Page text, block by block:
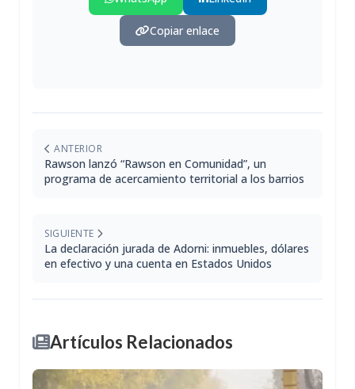
Copiar enlace
ANTERIOR
Rawson lanzó “Rawson en Comunidad”, un
programa de acercamiento territorial a los barrios
SIGUIENTE
La declaración jurada de Adorni: inmuebles, dólares
en efectivo y una cuenta en Estados Unidos
Artículos Relacionados